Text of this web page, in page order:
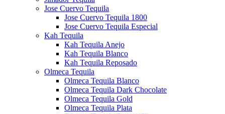
Jose Cuervo Tequila
Jose Cuervo Tequila 1800
Jose Cuervo Tequila Especial
Kah Tequila
Kah Tequila Anejo
Kah Tequila Blanco
Kah Tequila Reposado
Olmeca Tequila
Olmeca Tequila Blanco
Olmeca Tequila Dark Chocolate
Olmeca Tequila Gold
Olmeca Tequila Plata